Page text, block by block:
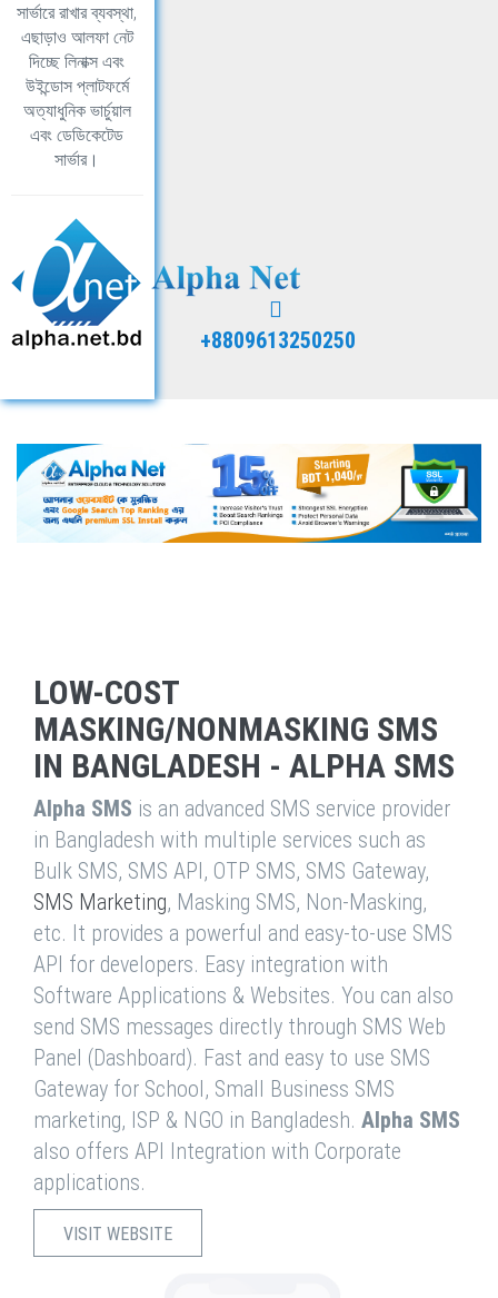
সার্ভারে রাখার ব্যবস্থা,
এছাড়াও আলফা নেট
দিচ্ছে লিনাক্স এবং
উইন্ডোস প্লাটফর্মে
অত্যাধুনিক ভার্চুয়াল
এবং ডেডিকেটেড
সার্ভার।
+8809613250250
LOW-COST
MASKING/NONMASKING SMS
IN BANGLADESH - ALPHA SMS
Alpha SMS is an advanced SMS service provider
in Bangladesh with multiple services such as
Bulk SMS, SMS API, OTP SMS, SMS Gateway,
SMS Marketing, Masking SMS, Non-Masking,
etc. It provides a powerful and easy-to-use SMS
API for developers. Easy integration with
Software Applications & Websites. You can also
send SMS messages directly through SMS Web
Panel (Dashboard). Fast and easy to use SMS
Gateway for School, Small Business SMS
marketing, ISP & NGO in Bangladesh. Alpha SMS
also offers API Integration with Corporate
applications.
VISIT WEBSITE